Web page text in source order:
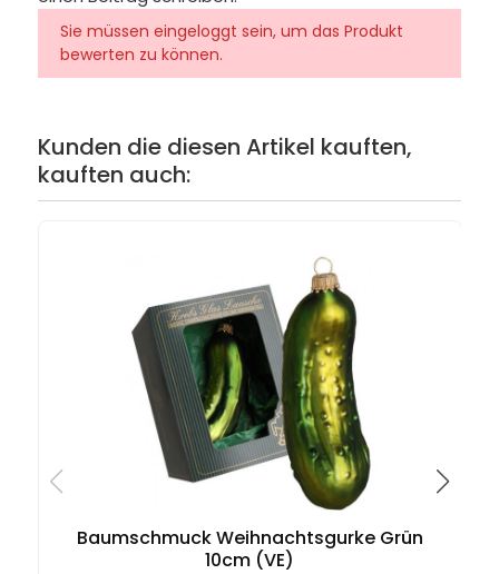
Sie müssen eingeloggt sein, um das Produkt
bewerten zu können.
Kunden die diesen Artikel kauften,
kauften auch:
Baumschmuck Weihnachtsgurke Grün
10cm (VE)